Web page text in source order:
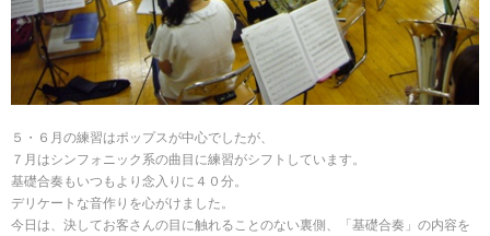
５・６月の練習はポップスが中心でしたが、
７月はシンフォニック系の曲目に練習がシフトしています。
基礎合奏もいつもより念入りに４０分。
デリケートな音作りを心がけました。
今日は、決してお客さんの目に触れることのない裏側、「基礎合奏」の内容を